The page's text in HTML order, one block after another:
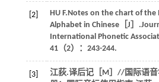
[2]
HU F.Notes on the chart of
Alphabet in Chinese［J］
International Phonetic
41（2）：243-244.
[3]
江荻.译后记［M］//国际语